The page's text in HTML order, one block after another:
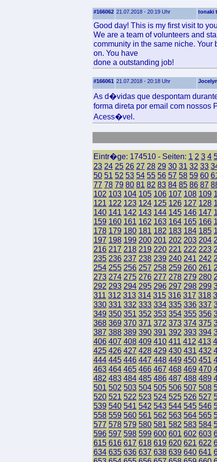
#166062 21.07.2018 - 20:19 Uhr tonaki
Good day! This is my first visit to
We are a team of volunteers and
community in the same niche.
on. You have
done a outstanding job!
#166061 21.07.2018 - 20:18 Uhr
As d�vidas que despontam
forma direta por email com nossos
Acess�vel.
Eintr�ge: 174510 - Seiten: 1 2 3 4
23 24 25 26 27 28 29 30 31 32 33
50 51 52 53 54 55 56 57 58 59 60
77 78 79 80 81 82 83 84 85 86 87
102 103 104 105 106 107 108 109
121 122 123 124 125 126 127 128
140 141 142 143 144 145 146 147
159 160 161 162 163 164 165 166
178 179 180 181 182 183 184 185
197 198 199 200 201 202 203 204
216 217 218 219 220 221 222 223
235 236 237 238 239 240 241 242
254 255 256 257 258 259 260 261
273 274 275 276 277 278 279 280
292 293 294 295 296 297 298 299
311 312 313 314 315 316 317 318
330 331 332 333 334 335 336 337
349 350 351 352 353 354 355 356
368 369 370 371 372 373 374 375
387 388 389 390 391 392 393 394
406 407 408 409 410 411 412 413
425 426 427 428 429 430 431 432
444 445 446 447 448 449 450 451
463 464 465 466 467 468 469 470
482 483 484 485 486 487 488 489
501 502 503 504 505 506 507 508
520 521 522 523 524 525 526 527
539 540 541 542 543 544 545 546
558 559 560 561 562 563 564 565
577 578 579 580 581 582 583 584
596 597 598 599 600 601 602 603
615 616 617 618 619 620 621 622
634 635 636 637 638 639 640 641